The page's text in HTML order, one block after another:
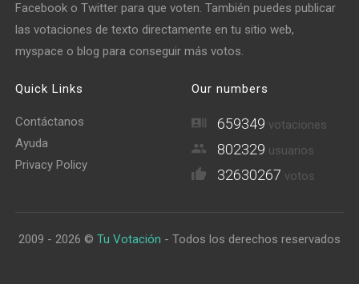
Facebook o Twitter para que voten. También puedes publicar
las votaciones de texto directamente en tu sitio web,
myspace o blog para conseguir más votos.
Quick Links
Contáctanos
Ayuda
Privacy Policy
Our numbers
659349 votaciones
802329 usuarios
32630267 votos
2009 - 2026 © Tu Votación - Todos los derechos reservados